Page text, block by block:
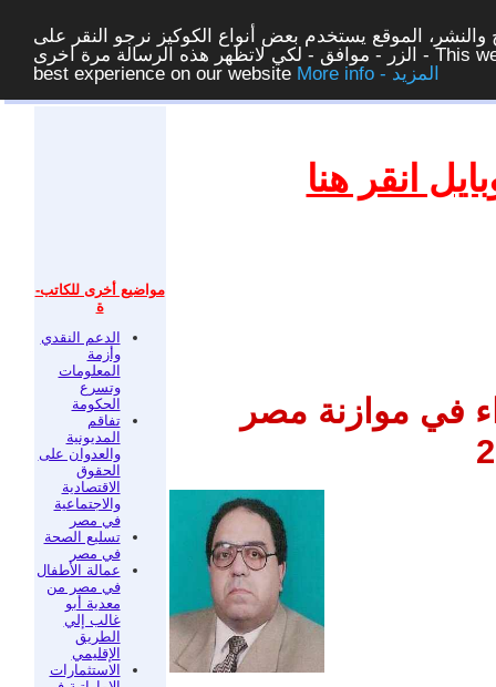
الموقع يستخدم بعض أنواع الكوكيز نرجو النقر على
الزر - موافق - لكي لاتظهر هذه الرسالة مرة اخرى - This website uses cookies to ensure you get the
best experience on our website
More info - المزيد
غلق
مواضيع أخرى للكاتب-
ة
الدعم النقدي
وأزمة
المعلومات
وتسرع
الحكومة
تفاقم
المديونية
والعدوان على
الحقوق
الاقتصادية
والاجتماعية
في مصر
تسليع الصحة
في مصر
عمالة الأطفال
في مصر من
معدية أبو
غالب إلي
الطريق
الإقليمي
الاستثمارات
انقر هنا
في موازنة مصر